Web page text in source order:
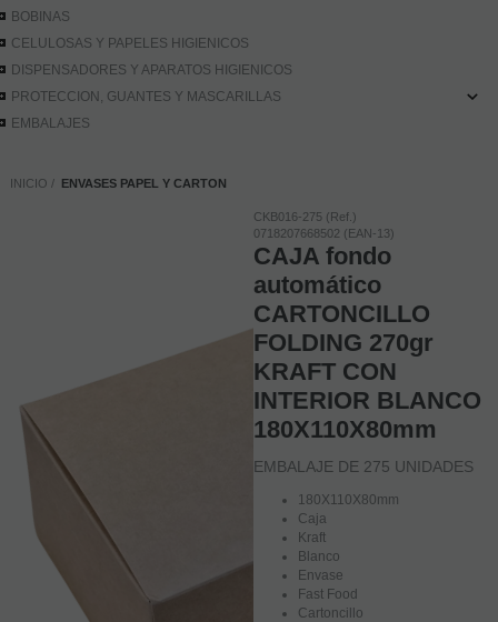
BOBINAS
CELULOSAS Y PAPELES HIGIENICOS
DISPENSADORES Y APARATOS HIGIENICOS
PROTECCION, GUANTES Y MASCARILLAS
EMBALAJES
INICIO ENVASES PAPEL Y CARTON
CKB016-275 (Ref.)
0718207668502 (EAN-13)
CAJA fondo
automático
CARTONCILLO
FOLDING 270gr
KRAFT CON
INTERIOR BLANCO
180X110X80mm
EMBALAJE DE 275 UNIDADES
180X110X80mm
Caja
Kraft
Blanco
Envase
Fast Food
Cartoncillo